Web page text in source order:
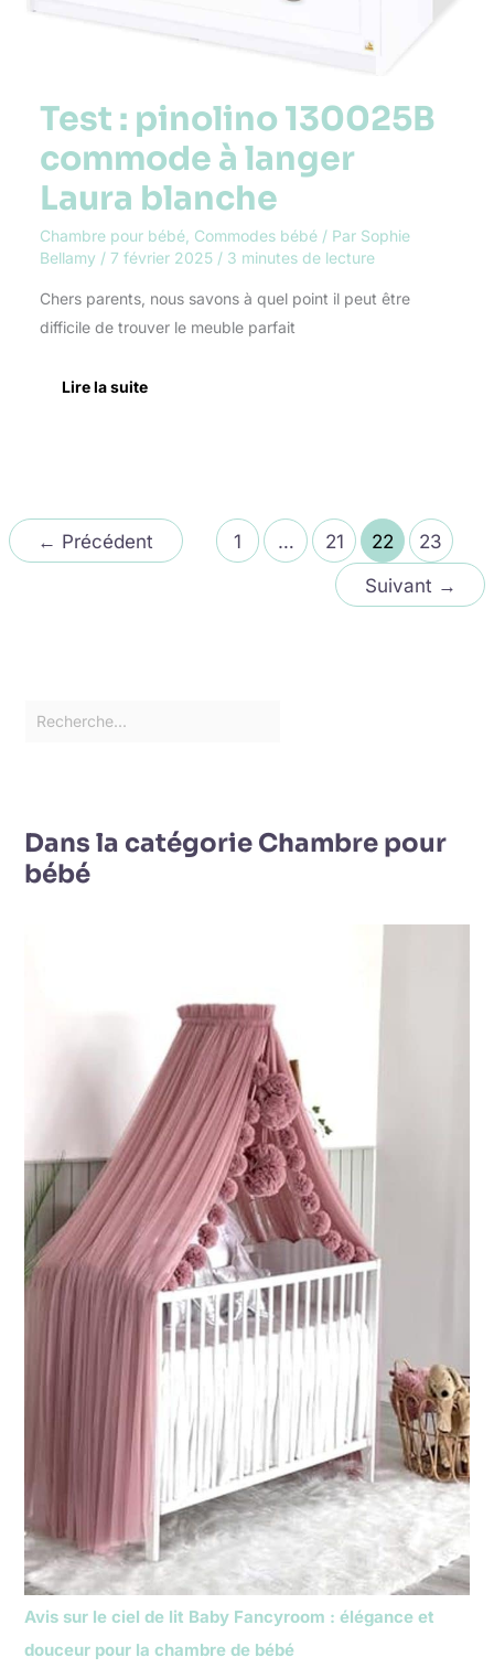
Test : pinolino 130025B
commode à langer
Laura blanche
Chambre pour bébé, Commodes bébé/ Par Sophie
Bellamy / 7 février 2025 / 3 minutes de lecture
Chers parents, nous savons à quel point il peut être
difficile de trouver le meuble parfait
Lire la suite
← Précédent 1 … 21 22
23
Suivant →
Dans la catégorie Chambre pour
bébé
Avis sur le ciel de lit Baby Fancyroom : élégance et
douceur pour la chambre de bébé